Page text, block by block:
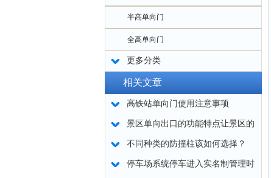
半高单向门
全高单向门
更多分类
相关文章
高铁站单向门使用注意事项
景区单向出口的功能特点让景区的
行人出入口管理更加便捷
不同种类的防撞柱该如何选择？
停车场系统停车进入实名制管理时